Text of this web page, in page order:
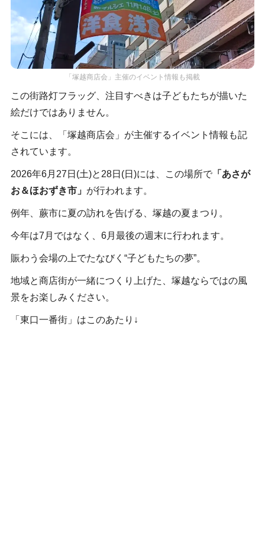
「塚越商店会」主催のイベント情報も掲載
この街路灯フラッグ、注目すべきは子どもたちが描いた
絵だけではありません。
そこには、「塚越商店会」が主催するイベント情報も記
されています。
2026年6月27日(土)と28日(日)には、この場所で「あさが
お＆ほおずき市」 が行われます。
例年、蕨市に夏の訪れを告げる、塚越の夏まつり。
今年は7月ではなく、6月最後の週末に行われます。
賑わう会場の上でたなびく“子どもたちの夢”。
地域と商店街が一緒につくり上げた、塚越ならではの風
景をお楽しみください。
「東口一番街」はこのあたり↓